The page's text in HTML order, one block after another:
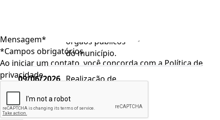
Mensagem*
*Campos obrigatórios
Ao iniciar um contato, você concorda com a Política de
privacidade
órgãos públicos
do município.
09/06/2026
Indicação
030/2026
RODRIGÃO
Realização de
institucionais do